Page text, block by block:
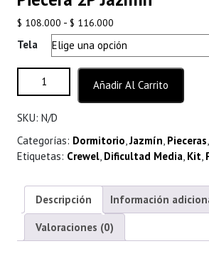
$ 108.000 - $ 116.000
de
precios:
desde
$ 108.000
hasta
Tela
Piecera 2P Jazmín cantidad
Añadir Al Carrito
SKU: N/D
Categorías: Dormitorio,Jazmín, Pieceras,
Etiquetas: Crewel, Dificultad Media, Kit,
Descripción Información
Valoraciones (0)